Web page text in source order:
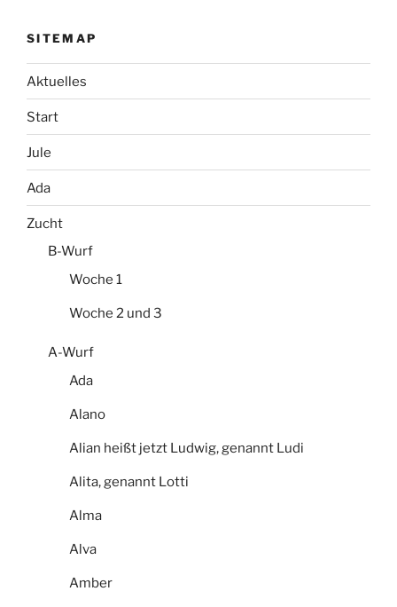
SITEMAP
Aktuelles
Start
Jule
Ada
Zucht
B-Wurf
Woche 1
Woche 2 und 3
A-Wurf
Ada
Alano
Alian heißt jetzt Ludwig, genannt Ludi
Alita, genannt Lotti
Alma
Alva
Amber